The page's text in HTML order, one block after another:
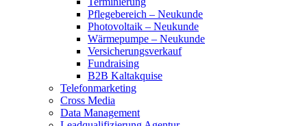
Pflegebereich – Neukunde
Photovoltaik – Neukunde
Wärmepumpe – Neukunde
Versicherungsverkauf
Fundraising
B2B Kaltakquise
Telefonmarketing
Cross Media
Data Management